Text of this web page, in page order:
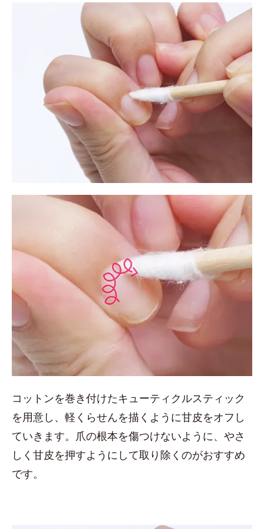
コットンを巻き付けたキューティクルスティック
を用意し、軽くらせんを描くように甘皮をオフし
ていきます。爪の根本を傷つけないように、やさ
しく甘皮を押すようにして取り除くのがおすすめ
です。